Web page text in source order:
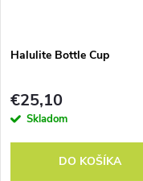
Halulite Bottle Cup
€25,10
Skladom
DO KOŠÍKA